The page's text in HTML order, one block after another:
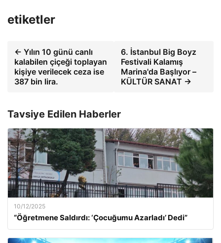
etiketler
← Yılın 10 günü canlı
kalabilen çiçeği toplayan
kişiye verilecek ceza ise
387 bin lira.
6. İstanbul Big Boyz
Festivali Kalamış
Marina'da Başlıyor –
KÜLTÜR SANAT →
Tavsiye Edilen Haberler
10/12/2025
“Öğretmene Saldırdı: ‘Çocuğumu Azarladı’ Dedi”